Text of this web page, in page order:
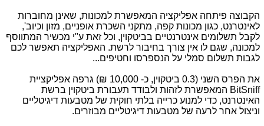
הקבוצה פיתחה אפליקציה המאפשרת למכונות, שאינן מחוברות
לאינטרנט, כגון מכונות קפה, מתקני השכרת אופניים, מזון וכיוב',
לקבל תשלומים אינטרנטיים בביטקוין, וכל זאת ע"י מכשיר המתווסף
למכונה, שגם לו אין צורך בחיבור לרשת. האפליקציה תאפשר לכם
לגבות תשלום סמלי על הנספרסו וחטיפים...
את הפרס השני (0.3 ביטקוין, כ- 10,000 ₪) גרפה אפליקציית
BitSniff המאפשרת לזהות ולבודד תעבורת ביטקוין ברשת
האינטרנט, כדי למנוע כרייה בלתי חוקית של מטבעות דיגיטליים
וניצול אחר לרעה של מטבעות דיגיטליים מבוזרים.